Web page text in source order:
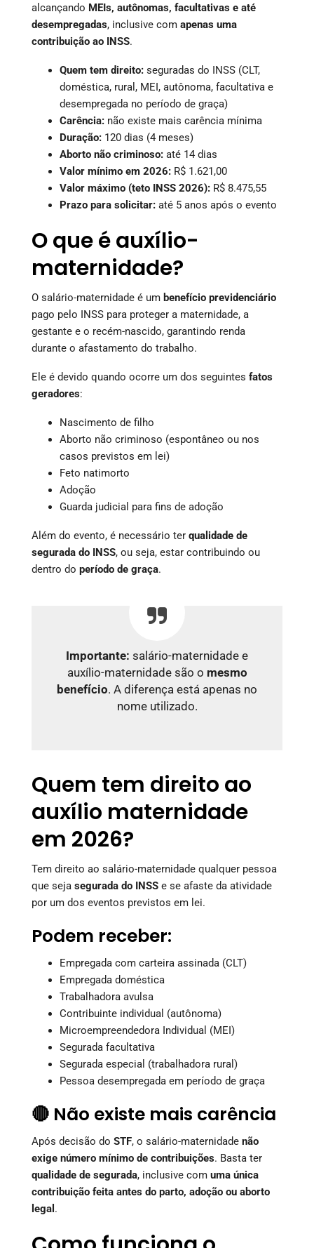
alcançando MEIs, autônomas, facultativas e até
desempregadas, inclusive com apenas uma
contribuição ao INSS.
Quem tem direito: seguradas do INSS (CLT,
doméstica, rural, MEI, autônoma, facultativa e
desempregada no período de graça)
Carência: não existe mais carência mínima
Duração: 120 dias (4 meses)
Aborto não criminoso: até 14 dias
Valor mínimo em 2026: R$ 1.621,00
Valor máximo (teto INSS 2026): R$ 8.475,55
Prazo para solicitar: até 5 anos após o evento
O que é auxílio-
maternidade?
O salário-maternidade é um benefício previdenciário
pago pelo INSS para proteger a maternidade, a
gestante e o recém-nascido, garantindo renda
durante o afastamento do trabalho.
Ele é devido quando ocorre um dos seguintes fatos
geradores:
Nascimento de filho
Aborto não criminoso (espontâneo ou nos
casos previstos em lei)
Feto natimorto
Adoção
Guarda judicial para fins de adoção
Além do evento, é necessário ter qualidade de
segurada do INSS, ou seja, estar contribuindo ou
dentro do período de graça.
Importante: salário-maternidade e
auxílio-maternidade são o mesmo
benefício. A diferença está apenas no
nome utilizado.
Quem tem direito ao
auxílio maternidade
em 2026?
Tem direito ao salário-maternidade qualquer pessoa
que seja segurada do INSS e se afaste da atividade
por um dos eventos previstos em lei.
Podem receber:
Empregada com carteira assinada (CLT)
Empregada doméstica
Trabalhadora avulsa
Contribuinte individual (autônoma)
Microempreendedora Individual (MEI)
Segurada facultativa
Segurada especial (trabalhadora rural)
Pessoa desempregada em período de graça
🔴 Não existe mais carência
Após decisão do STF, o salário-maternidade não
exige número mínimo de contribuições. Basta ter
qualidade de segurada, inclusive com uma única
contribuição feita antes do parto, adoção ou aborto
legal .